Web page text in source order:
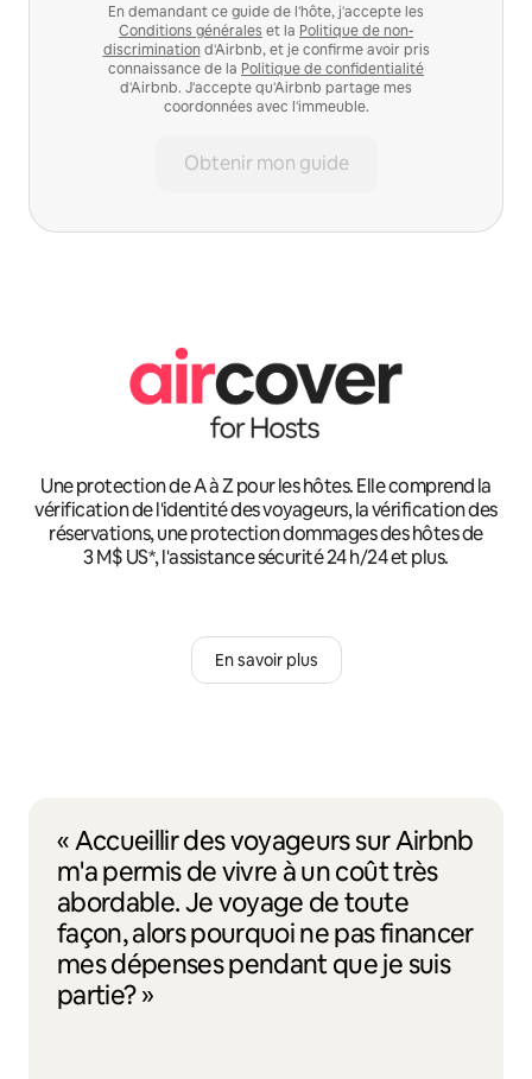
En demandant ce guide de l'hôte, j'accepte les
Conditions générales et la Politique de non-
discrimination d'Airbnb, et je confirme avoir pris
connaissance de la Politique de confidentialité
d'Airbnb. J'accepte qu'Airbnb partage mes
coordonnées avec l'immeuble.
Obtenir mon guide
Une protection de A à Z pour les hôtes. Elle comprend la
vérification de l'identité des voyageurs, la vérification des
réservations, une protection dommages des hôtes de
3 M$ US*, l'assistance sécurité 24 h/24 et plus.
En savoir plus
« Accueillir des voyageurs sur Airbnb
m'a permis de vivre à un coût très
abordable. Je voyage de toute
façon, alors pourquoi ne pas financer
mes dépenses pendant que je suis
partie? »